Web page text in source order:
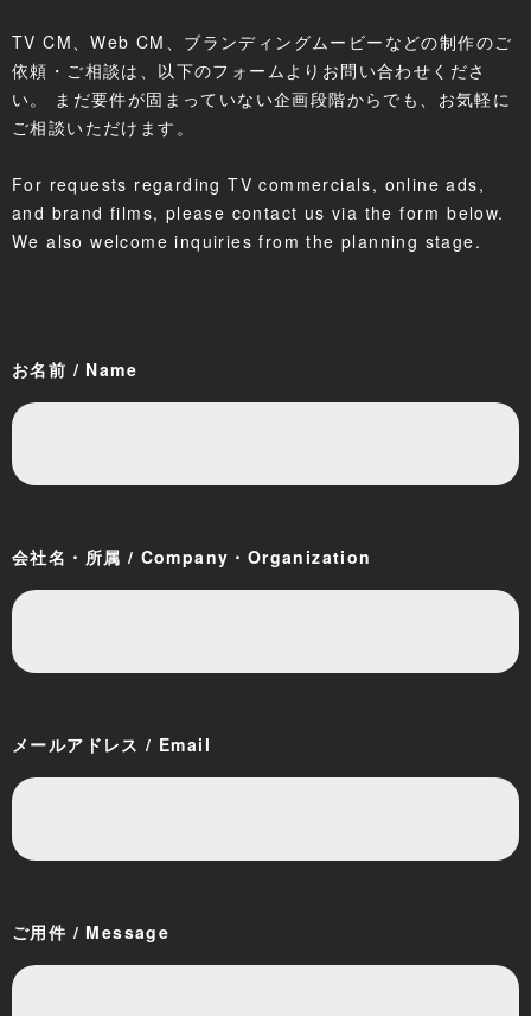
TV CM、Web CM、ブランディングムービーなどの制作のご
依頼・ご相談は、以下のフォームよりお問い合わせくださ
い。 まだ要件が固まっていない企画段階からでも、お気軽に
ご相談いただけます。
For requests regarding TV commercials, online ads,
and brand films, please contact us via the form below.
We also welcome inquiries from the planning stage.
お名前 / Name
会社名・所属 / Company・Organization
メールアドレス / Email
ご用件 / Message